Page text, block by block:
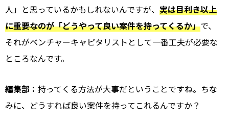
人」と思っているかもしれないんですが、 実は目利き以上
に重要なのが「どうやって良い案件を持ってくるか」で、
それがベンチャーキャピタリストとして一番工夫が必要な
ところなんです。
編集部： 持ってくる方法が大事だということですね。ちな
みに、どうすれば良い案件を持ってこれるんですか？